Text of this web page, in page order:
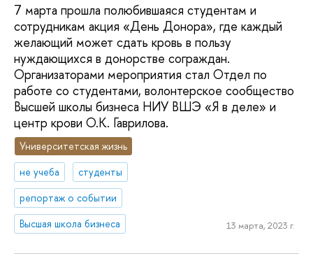
7 марта прошла полюбившаяся студентам и
сотрудникам акция «День Донора», где каждый
желающий может сдать кровь в пользу
нуждающихся в донорстве сограждан.
Организаторами мероприятия стал Отдел по
работе со студентами, волонтерское сообщество
Высшей школы бизнеса НИУ ВШЭ «Я в деле» и
центр крови О.К. Гаврилова.
Университетская жизнь
не учеба
студенты
репортаж о событии
Высшая школа бизнеса
13 марта, 2023 г.